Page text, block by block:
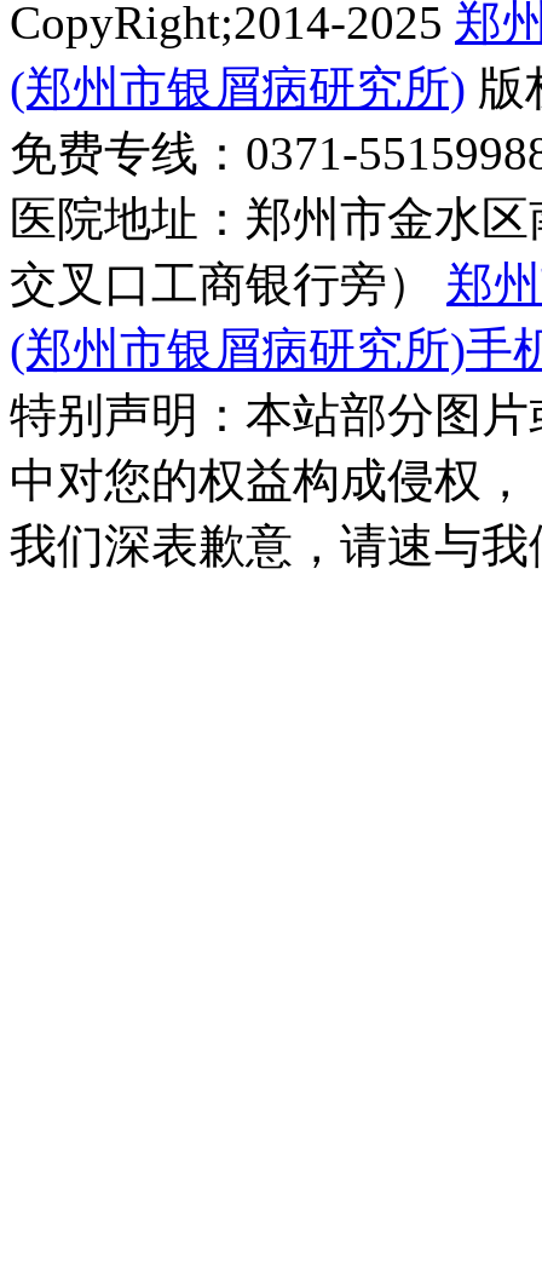
CopyRight;2014-2025 郑
(郑州市银屑病研究所) 版
免费专线：0371-
医院地址：郑州市金水
交叉口工商银行旁） 郑
(郑州市银屑病研究所)手
特别声明：本站部分图
中对您的权益构成侵权，
我们深表歉意，请速与